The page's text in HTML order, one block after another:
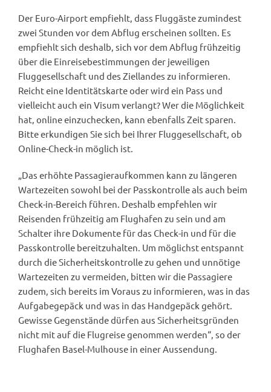
Der Euro-Airport empfiehlt, dass Fluggäste zumindest
zwei Stunden vor dem Abflug erscheinen sollten. Es
empfiehlt sich deshalb, sich vor dem Abflug frühzeitig
über die Einreisebestimmungen der jeweiligen
Fluggesellschaft und des Ziellandes zu informieren.
Reicht eine Identitätskarte oder wird ein Pass und
vielleicht auch ein Visum verlangt? Wer die Möglichkeit
hat, online einzuchecken, kann ebenfalls Zeit sparen.
Bitte erkundigen Sie sich bei Ihrer Fluggesellschaft, ob
Online-Check-in möglich ist.
„Das erhöhte Passagieraufkommen kann zu längeren
Wartezeiten sowohl bei der Passkontrolle als auch beim
Check-in-Bereich führen. Deshalb empfehlen wir
Reisenden frühzeitig am Flughafen zu sein und am
Schalter ihre Dokumente für das Check-in und für die
Passkontrolle bereitzuhalten. Um möglichst entspannt
durch die Sicherheitskontrolle zu gehen und unnötige
Wartezeiten zu vermeiden, bitten wir die Passagiere
zudem, sich bereits im Voraus zu informieren, was in das
Aufgabegepäck und was in das Handgepäck gehört.
Gewisse Gegenstände dürfen aus Sicherheitsgründen
nicht mit auf die Flugreise genommen werden“, so der
Flughafen Basel-Mulhouse in einer Aussendung.